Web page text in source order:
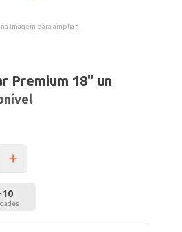
imagem para ampliar.
Premium 18" un
10